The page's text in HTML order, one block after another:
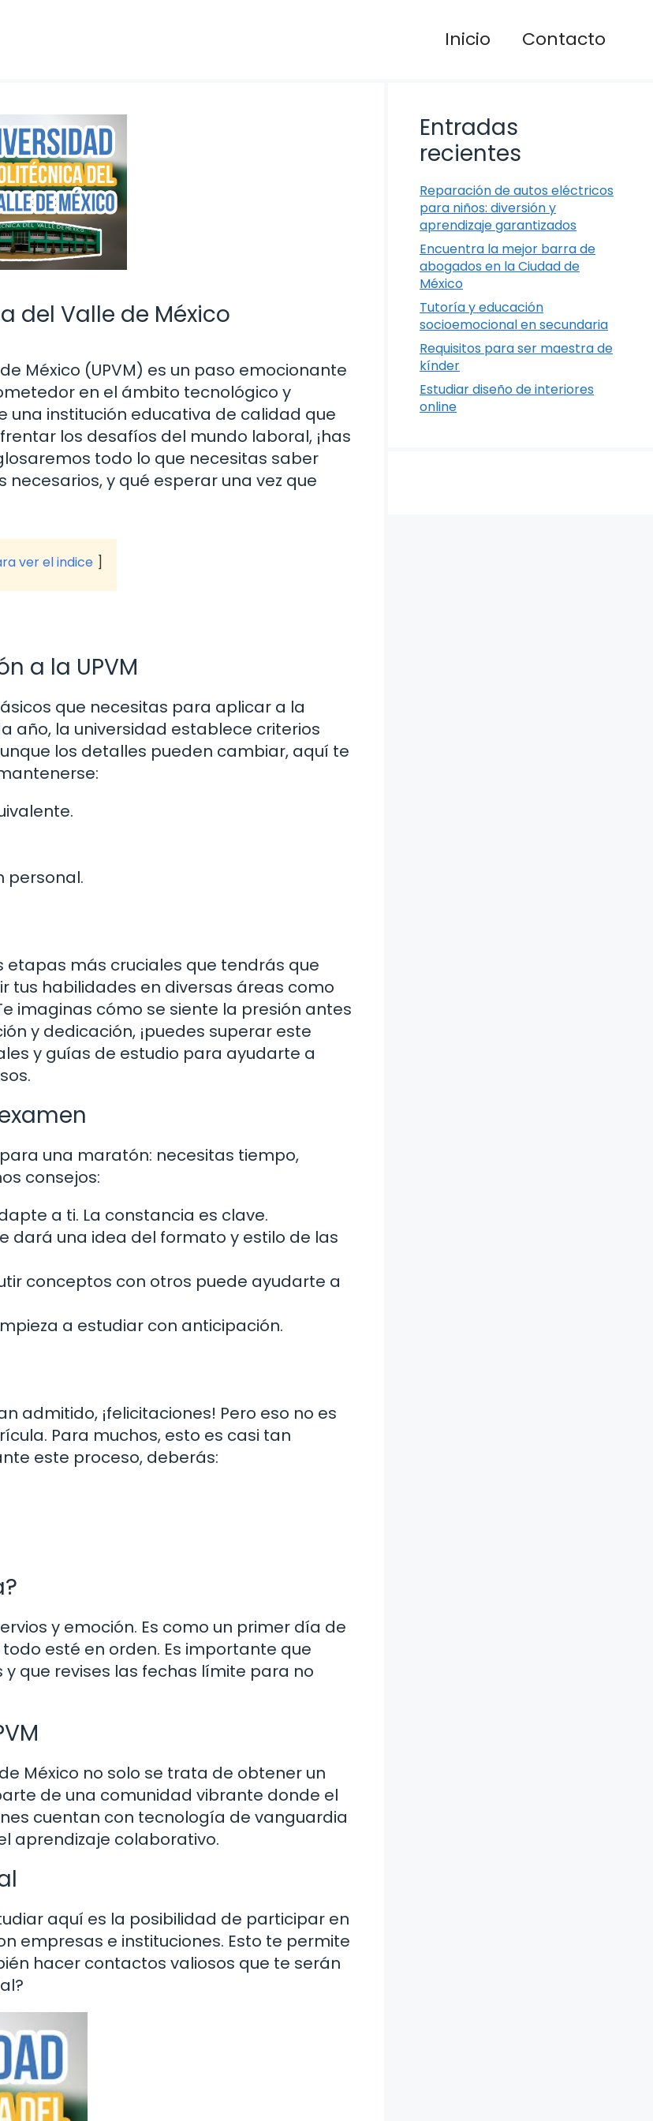
Inicio Contacto
del Valle de México
México (UPVM) es un paso emocionante
en el ámbito tecnológico y
una institución educativa de calidad que
los desafíos del mundo laboral, ¡has
todo lo que necesitas saber
y qué esperar una vez que
ver el indice
a la UPVM
que necesitas para aplicar a la
año, la universidad establece criterios
los detalles pueden cambiar, aquí te
personal.
etapas más cruciales que tendrás que
tus habilidades en diversas áreas como
imaginas cómo se siente la presión antes
y dedicación, ¡puedes superar este
y guías de estudio para ayudarte a
una maratón: necesitas tiempo,
consejos:
a ti. La constancia es clave.
dará una idea del formato y estilo de las
conceptos con otros puede ayudarte a
a estudiar con anticipación.
admitido, ¡felicitaciones! Pero eso no es
Para muchos, esto es casi tan
este proceso, deberás:
y emoción. Es como un primer día de
esté en orden. Es importante que
que revises las fechas límite para no
México no solo se trata de obtener un
de una comunidad vibrante donde el
cuentan con tecnología de vanguardia
aprendizaje colaborativo.
aquí es la posibilidad de participar en
empresas e instituciones. Esto te permite
hacer contactos valiosos que te serán
Entradas
recientes
Reparación de autos eléctricos
para niños: diversión y
aprendizaje garantizados
Encuentra la mejor barra de
abogados en la Ciudad de
México
Tutoría y educación
socioemocional en secundaria
Requisitos para ser maestra de
kínder
Estudiar diseño de interiores
online